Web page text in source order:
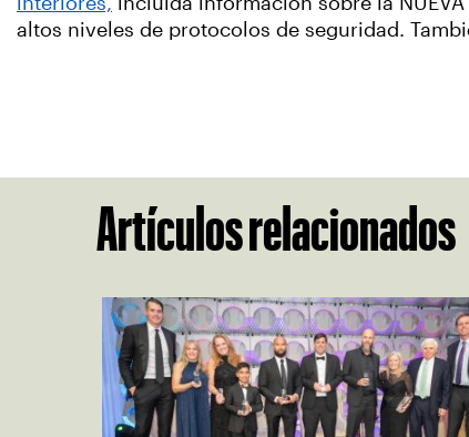
altos niveles de protocolos de seguridad.
Artículos relacionados